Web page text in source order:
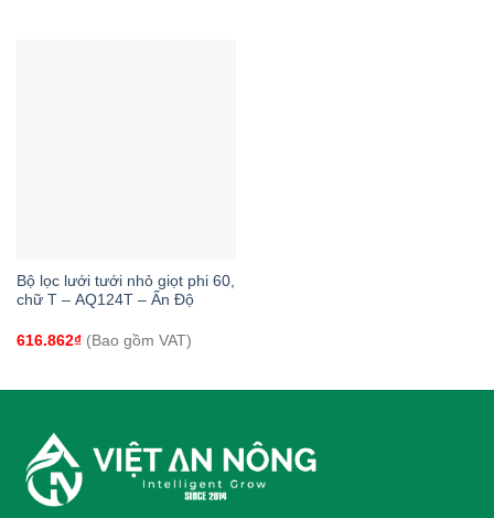
Bộ lọc lưới tưới nhỏ giọt phi 60,
chữ T – AQ124T – Ấn Độ
616.862₫(Bao gồm VAT)